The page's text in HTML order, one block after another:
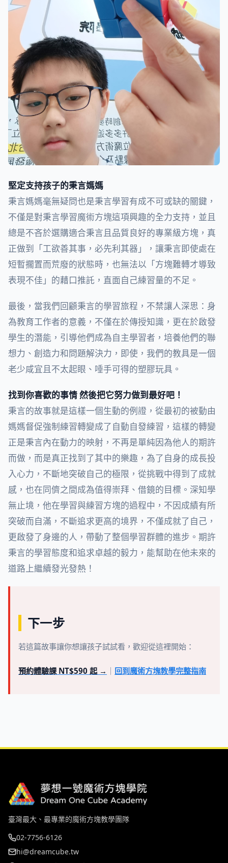
堅定支持孩子的秉言媽媽
秉言媽媽毫無疑問也是秉言學習有成不可或缺的關鍵，
不僅是對秉言學習魔術方塊這項興趣的全力支持，並且
總是不吝於選購適合秉言且品質良好的專業級方塊，真
正做到「工欲善其事，必先利其器」，讓秉言即使處在
短暫擱置而荒廢的狀態時，也無法以「方塊難轉才導致
表現不佳」的藉口推託，直面自己練習量的不足。
最後，當我們回顧秉言的學習旅程，不禁讓人深思：身
為教育工作者的意義，不僅在於傳授知識，更在於啟發
學生的潛能，引導他們成為自主學習者，培養他們的聯
想力、創造力和問題解決力，即使，我們的教具是一個
老少咸宜且不太起眼、唾手可得的塑膠玩具。
找到你喜歡的事情 然後把它努力做到最好吧！
秉言的故事就是這樣一個生動的例證，從最初的被動由
媽媽督促強制練習轉變成了自動自發練習，這樣的轉變
正是秉言內在動力的映射，不再是單純因為他人的期許
而做，而是真正找到了其中的樂趣，為了自身的成長投
入心力，不斷地突破自己的極限，從挑戰中得到了成就
感，也在同儕之間成為值得崇拜、借鏡的目標。深知學
無止境，他在學習與練習方塊的過程中，不因成績有所
突破而自滿，不斷追求更高的境界，不僅成就了自己，
更啟發了身邊的人，帶動了整個學習群體的進步。期許
秉言的學習態度和追求卓越的毅力，能幫助在他未來的
道路上繼續發光發熱！
下一步
若這篇故事讓你想讓孩子試試看，歡迎從這裡開始：
預約體驗課 NT$590 起 → ｜ 回到魔術方塊教學完整指南
臺灣最大、最專業的魔術方塊教學團隊
02-7756-6126
hi@dreamcube.tw